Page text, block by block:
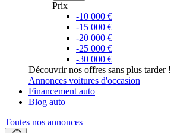
Prix
-10 000 €
-15 000 €
-20 000 €
-25 000 €
-30 000 €
Découvrir nos offres sans plus tarder !
Annonces voitures d'occasion
Financement auto
Blog auto
Toutes nos annonces